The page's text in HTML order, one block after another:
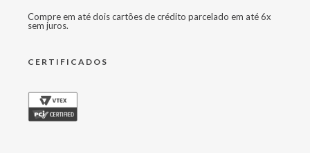
Compre em até dois cartões de crédito parcelado em até 6x
sem juros.
CERTIFICADOS